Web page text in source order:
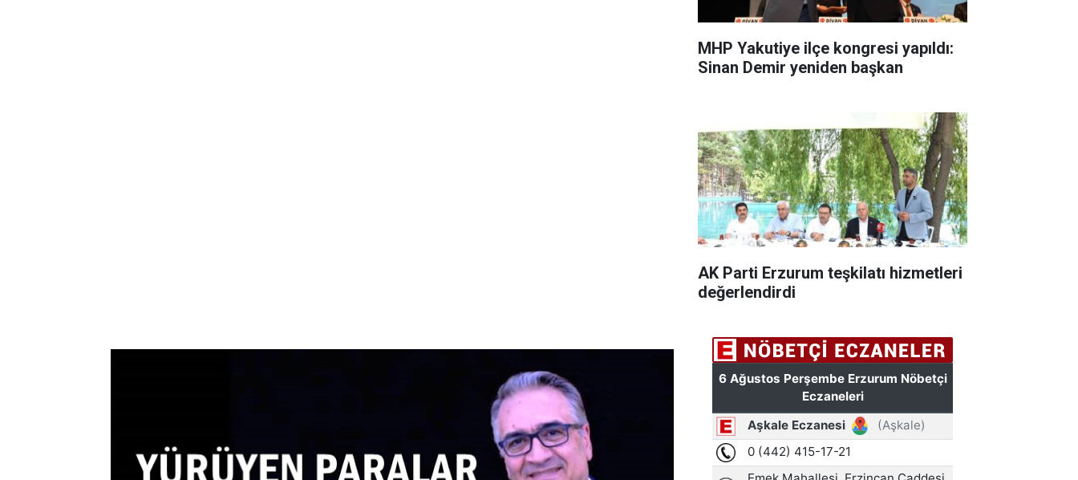
MHP Yakutiye ilçe kongresi yapıldı:
Sinan Demir yeniden başkan
AK Parti Erzurum teşkilatı hizmetleri
değerlendirdi